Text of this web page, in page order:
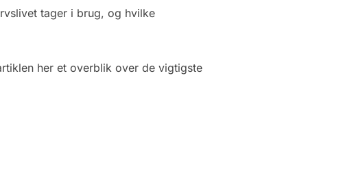
tager i brug, og hvilke
her et overblik over de vigtigste